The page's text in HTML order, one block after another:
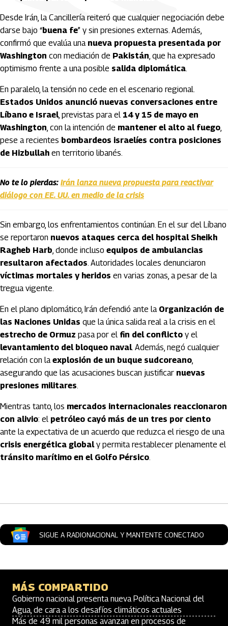
Desde Irán, la Cancillería reiteró que cualquier negociación debe
darse bajo “buena fe” y sin presiones externas. Además,
confirmó que evalúa una nueva propuesta presentada por
Washington con mediación de Pakistán, que ha expresado
optimismo frente a una posible salida diplomática.
En paralelo, la tensión no cede en el escenario regional.
Estados Unidos anunció nuevas conversaciones entre
Líbano e Israel, previstas para el 14 y 15 de mayo en
Washington, con la intención de mantener el alto al fuego,
pese a recientes bombardeos israelíes contra posiciones
de Hizbullah en territorio libanés.
No te lo pierdas: Irán lanza nueva propuesta para reactivar
diálogo con EE. UU. en medio de la crisis
Sin embargo, los enfrentamientos continúan. En el sur del Líbano
se reportaron nuevos ataques cerca del hospital Sheikh
Ragheb Harb, donde incluso equipos de ambulancias
resultaron afectados. Autoridades locales denunciaron
víctimas mortales y heridos en varias zonas, a pesar de la
tregua vigente.
En el plano diplomático, Irán defendió ante la Organización de
las Naciones Unidas que la única salida real a la crisis en el
estrecho de Ormuz pasa por el fin del conflicto y el
levantamiento del bloqueo naval. Además, negó cualquier
relación con laexplosión de un buque sudcoreano,
asegurando que las acusaciones buscan justificar nuevas
presiones militares.
Mientras tanto, los mercados internacionales reaccionaron
con alivio: el petróleo cayó más de un tres por ciento
ante la expectativa de un acuerdo que reduzca el riesgo de una
crisis energética globaly permita restablecer plenamente el
tránsito marítimo en el Golfo Pérsico.
SIGUE A RADIONACIONAL Y MANTENTE CONECTADO
MÁS COMPARTIDO
Gobierno nacional presenta nueva Política Nacional del
Agua, de cara a los desafíos climáticos actuales
Más de 49 mil personas avanzan en procesos de